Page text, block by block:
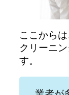
ここから
クリーニ
す。